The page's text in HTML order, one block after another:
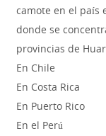
camote en el país
donde se
provincias de
En Chile
En Costa Rica
En Puerto Rico
En el Perú